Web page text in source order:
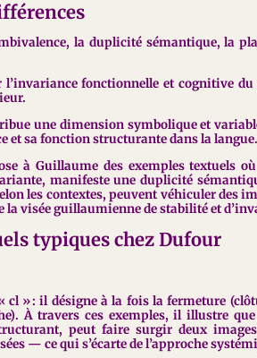
la duplicité sémantique, la
l’invariance fonctionnelle et cognitive
une dimension symbolique et
et sa fonction structurante dans la langue.
à Guillaume des exemples textuels
manifeste une duplicité
les contextes, peuvent véhiculer des
la visée guillaumienne de stabilité et
typiques chez Dufour
cl » : il désigne à la fois la fermeture
À travers ces exemples, il illustre
peut faire surgir deux
— ce qui s’écarte de l’approche